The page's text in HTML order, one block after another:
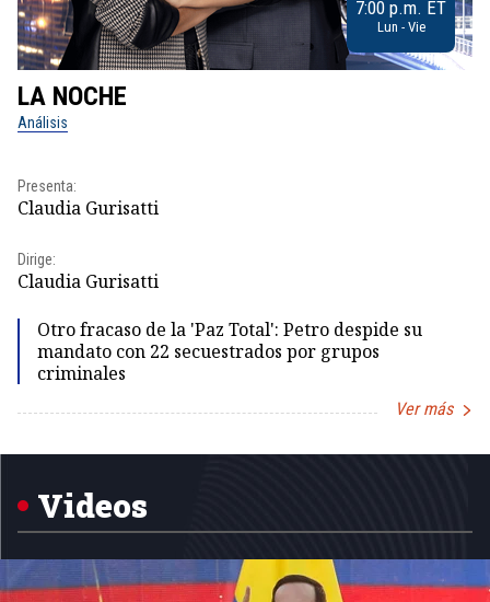
7:00 p.m. ET
Lun - Vie
LA NOCHE
Análisis
Presenta:
Claudia Gurisatti
Dirige:
Claudia Gurisatti
Otro fracaso de la 'Paz Total': Petro despide su
mandato con 22 secuestrados por grupos
criminales
Ver más
1
Videos